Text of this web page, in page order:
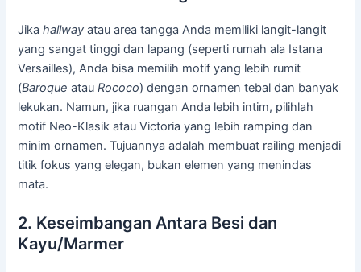
Jikahallway atau area tangga Anda memiliki langit-langit
yang sangat tinggi dan lapang (seperti rumah ala Istana
Versailles), Anda bisa memilih motif yang lebih rumit
(Baroque atauRococo) dengan ornamen tebal dan banyak
lekukan. Namun, jika ruangan Anda lebih intim, pilihlah
motif Neo-Klasik atau Victoria yang lebih ramping dan
minim ornamen. Tujuannya adalah membuat railing menjadi
titik fokus yang elegan, bukan elemen yang menindas
mata.
2. Keseimbangan Antara Besi dan
Kayu/Marmer